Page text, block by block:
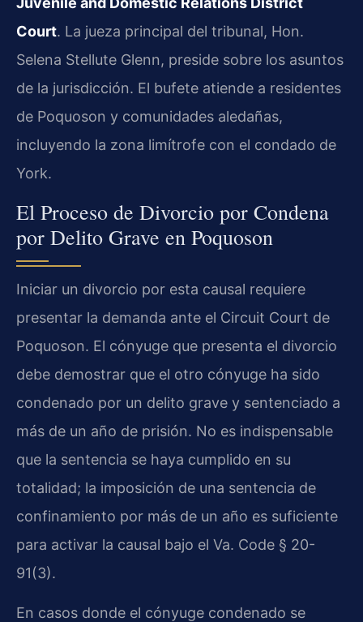
Court. La jueza principal del tribunal, Hon.
Selena Stellute Glenn, preside sobre los asuntos
de la jurisdicción. El bufete atiende a residentes
de Poquoson y comunidades aledañas,
incluyendo la zona limítrofe con el condado de
York.
El Proceso de Divorcio por Condena
por Delito Grave en Poquoson
Iniciar un divorcio por esta causal requiere
presentar la demanda ante el Circuit Court de
Poquoson. El cónyuge que presenta el divorcio
debe demostrar que el otro cónyuge ha sido
condenado por un delito grave y sentenciado a
más de un año de prisión. No es indispensable
que la sentencia se haya cumplido en su
totalidad; la imposición de una sentencia de
confinamiento por más de un año es suficiente
para activar la causal bajo el Va. Code § 20-
91(3).
En casos donde el cónyuge condenado se